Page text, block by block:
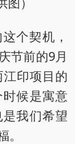
图）
个契机，
节前的9月
印项目的
候是寓意
我们希望